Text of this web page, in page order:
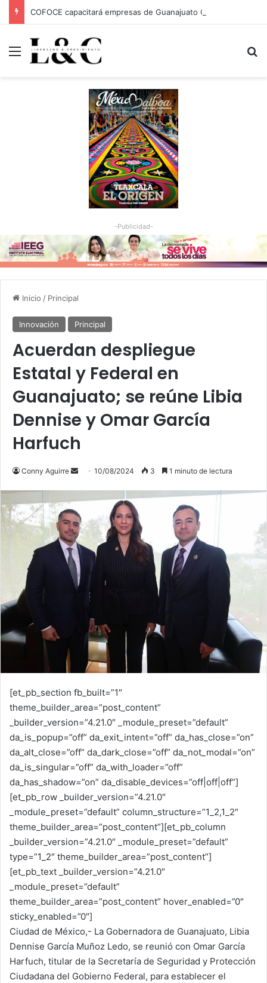
Menu
-Publicidad-
Inicio / Principal
Innovación Principal
Acuerdan despliegue
Estatal y Federal en
Guanajuato; se reúne Libia
Dennise y Omar García
Harfuch
Conny Aguirre
n
d
a
n
e
m
a
10/08/2024 3 1 minuto de lectura
[et_pb_section fb_built=”1″
theme_builder_area=”post_content”
_builder_version=”4.21.0″ _module_preset=”default”
da_is_popup=”off” da_exit_intent=”off” da_has_close=”on”
da_alt_close=”off” da_dark_close=”off” da_not_modal=”on”
da_is_singular=”off” da_with_loader=”off”
da_has_shadow=”on” da_disable_devices=”off|off|off”]
[et_pb_row _builder_version=”4.21.0″
_module_preset=”default” column_structure=”1_2,1_2″
theme_builder_area=”post_content”][et_pb_column
_builder_version=”4.21.0″ _module_preset=”default”
type=”1_2″ theme_builder_area=”post_content”]
[et_pb_text _builder_version=”4.21.0″
_module_preset=”default”
theme_builder_area=”post_content” hover_enabled=”0″
sticky_enabled=”0″]
Ciudad de México,- La Gobernadora de Guanajuato, Libia
Dennise García Muñoz Ledo, se reunió con Omar García
Harfuch, titular de la Secretaría de Seguridad y Protección
Ciudadana del Gobierno Federal, para establecer el